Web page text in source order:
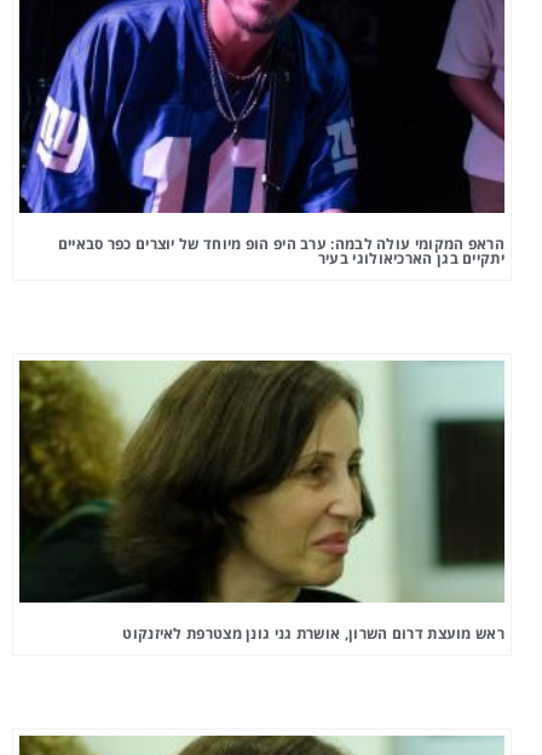
הראפ המקומי עולה לבמה: ערב היפ הופ מיוחד של יוצרים כפר סבאיים
יתקיים בגן הארכיאולוגי בעיר
ראש מועצת דרום השרון, אושרת גני גונן מצטרפת לאיזנקוט